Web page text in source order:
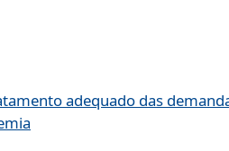
adequado das